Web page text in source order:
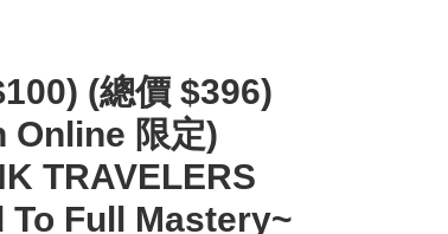
(總價 $396)
Online 限定)
TRAVELERS
To Full Mastery~